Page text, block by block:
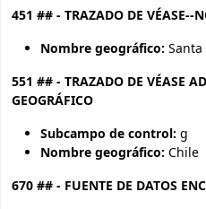
451 ## - TRAZADO DE VÉASE--
Nombre geográfico: Santa
551 ## - TRAZADO DE VÉASE
GEOGRÁFICO
Subcampo de control: g
Nombre geográfico: Chile
670 ## - FUENTE DE DATOS